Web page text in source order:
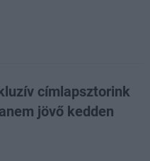
címlapsztorink
jövő kedden